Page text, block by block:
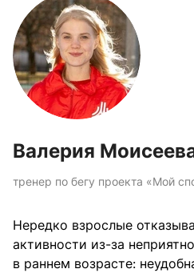
Валерия
тренер по бегу проекта «Мой
Нередко взрослые
активности из-за
в раннем возрасте: